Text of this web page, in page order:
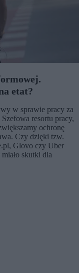
etat?
w sprawie pracy za
resortu pracy,
ochronę
Czy dzięki tzw.
Glovo czy Uber
skutki dla